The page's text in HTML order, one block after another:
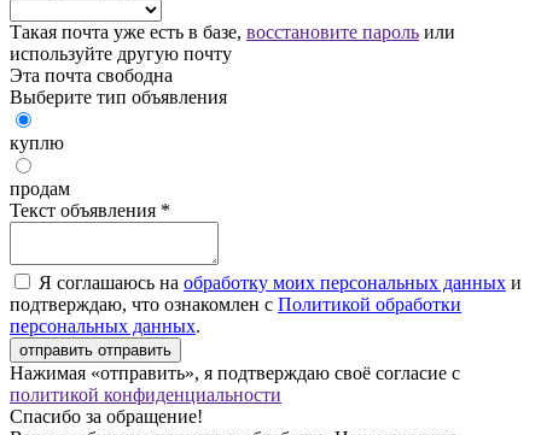
Такая почта уже есть в базе, восстановите пароль или
используйте другую почту
Эта почта свободна
Выберите тип объявления
куплю
продам
Текст объявления *
Я соглашаюсь на обработку моих персональных данных и
подтверждаю, что ознакомлен с Политикой обработки
персональных данных.
отправить отправить
Нажимая «отправить», я подтверждаю своё согласие с
политикой конфиденциальности
Спасибо за обращение!